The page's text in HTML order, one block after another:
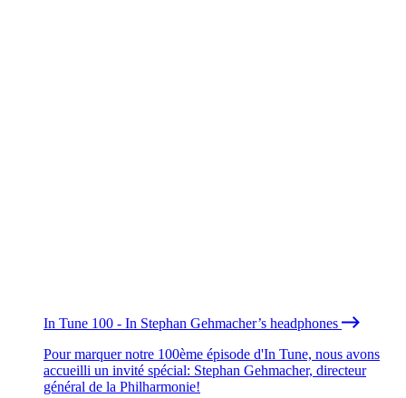
In Tune 100 - In Stephan Gehmacher’s headphones
Pour marquer notre 100ème épisode d'In Tune, nous avons
accueilli un invité spécial: Stephan Gehmacher, directeur
général de la Philharmonie!